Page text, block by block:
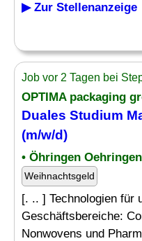
▶ Zur Stellenanzeige
Job vor 2 Tagen bei
OPTIMA packaging
Duales Studium
(m/w/d)
• Öhringen Oehringen
Weihnachtsgeld
[. .. ] Technologien für
Geschäftsbereiche:
Nonwovens und